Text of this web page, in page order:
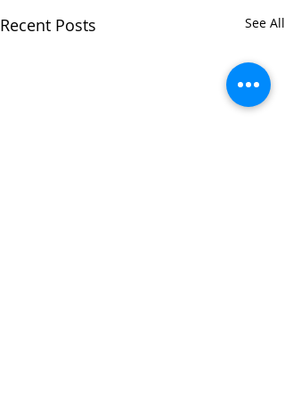
Recent Posts See All